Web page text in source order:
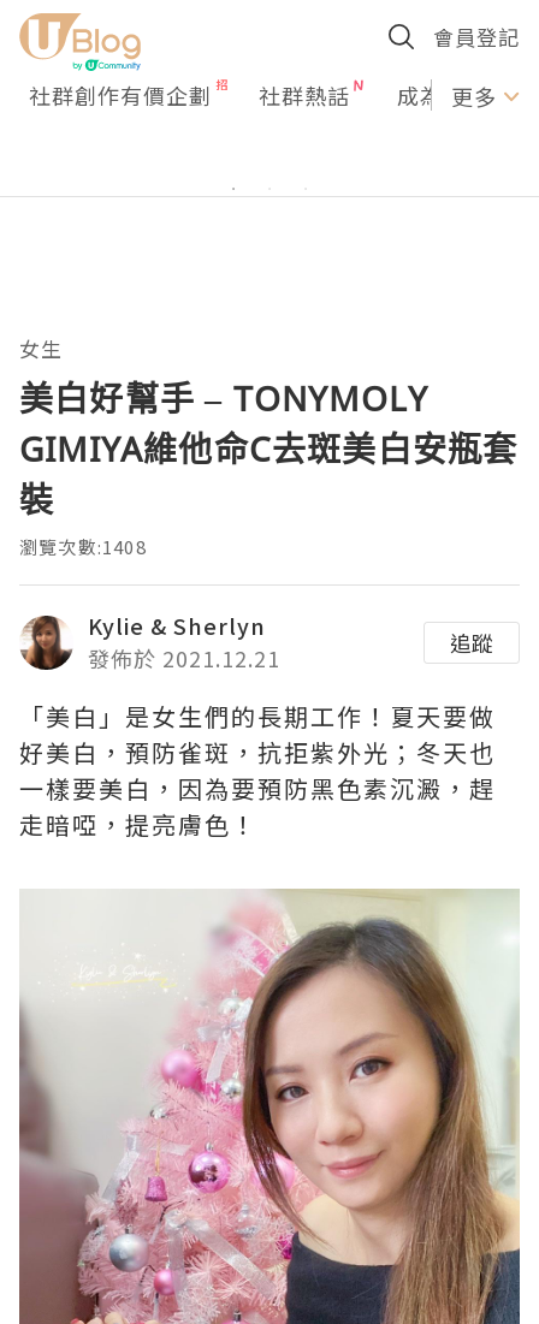
會員登記
社群創作有價企劃 社群熱話 成為U更多
女生
美白好幫手 – TONYMOLY
GIMIYA維他命C去斑美白安瓶套
裝
瀏覽次數:1408
Kylie & Sherlyn
發佈於 2021.12.21
追蹤
「美白」是女生們的長期工作！夏天要做
好美白，預防雀斑，抗拒紫外光；冬天也
一樣要美白，因為要預防黑色素沉澱，趕
走暗啞，提亮膚色！